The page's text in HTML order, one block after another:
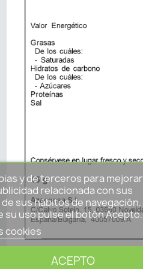
y de terceros para mejorar
relacionada con sus
sus hábitos de navegación.
uso pulse el botón Acepto.
cookies
ACEPTO